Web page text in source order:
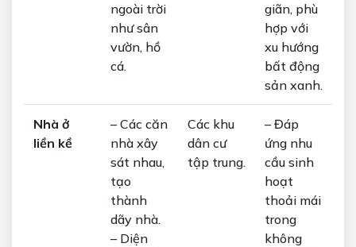
ngoài trời
như sân
vườn, hồ
cá.
giãn, phù
hợp với
xu hướng
bất động
sản xanh.
Nhà ở
liền kề
– Các căn
nhà xây
sát nhau,
tạo
thành
dãy nhà.
– Diện
Các khu
dân cư
tập trung.
– Đáp
ứng nhu
cầu sinh
hoạt
thoải mái
trong
không